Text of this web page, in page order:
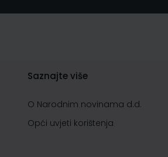
Saznajte više
O Narodnim novinama d.d.
Opći uvjeti korištenja